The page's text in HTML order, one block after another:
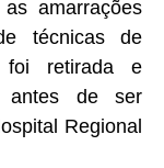
amarrações
técnicas de
foi retirada e
antes de ser
Regional